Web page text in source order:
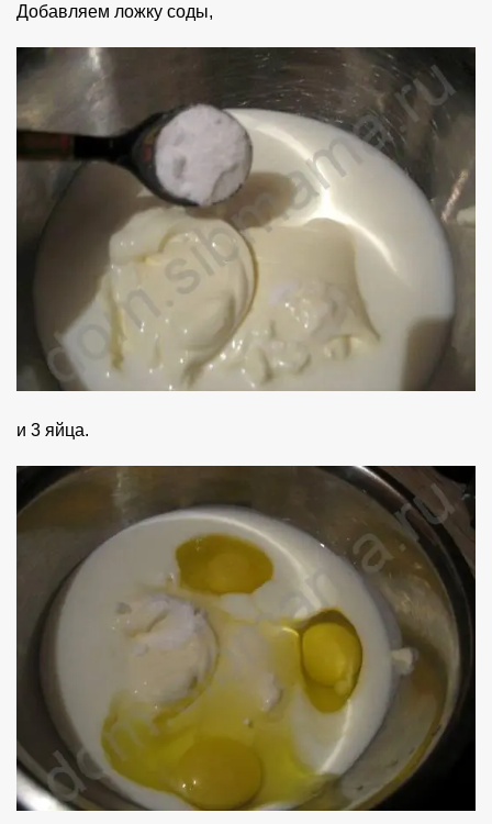
Добавляем ложку соды,
и 3 яйца.